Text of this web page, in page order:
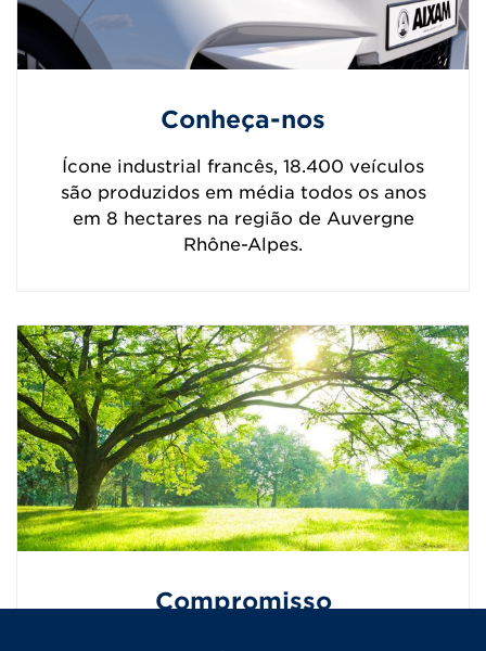
Conheça-nos
Ícone industrial francês, 18.400 veículos
são produzidos em média todos os anos
em 8 hectares na região de Auvergne
Rhône-Alpes.
Compromisso